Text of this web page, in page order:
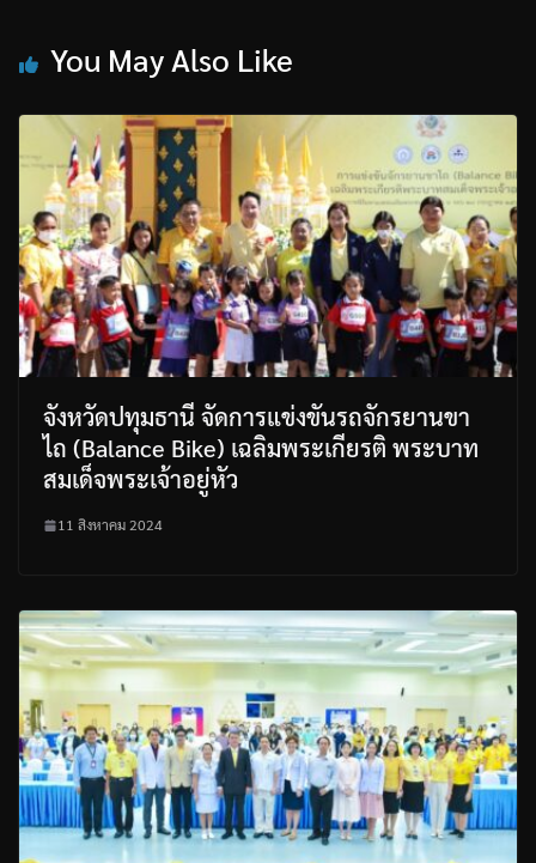
You May Also Like
จังหวัดปทุมธานี จัดการแข่งขันรถจักรยานขา
ไถ (Balance Bike) เฉลิมพระเกียรติ พระบาท
สมเด็จพระเจ้าอยู่หัว
11 สิงหาคม 2024